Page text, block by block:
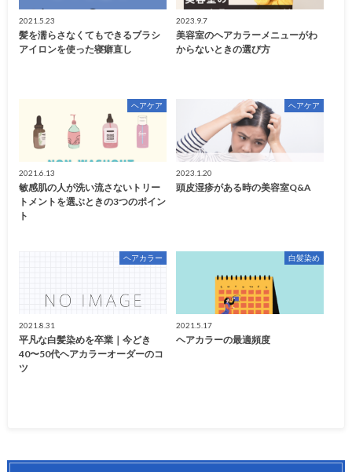
2021.5.23
髪を濡らさなくてもできるブラシ
アイロンを使った寝癖直し
2023.9.7
美容室のヘアカラーメニューがわ
からないときの選び方
ヘアケア
2021.6.13
敏感肌の人が洗い流さないトリー
トメントを選ぶときの3つのポイン
ト
ヘアケア
2023.1.20
頭皮湿疹がある時の美容室Q&A
ヘアカラー
2021.8.31
平凡な白髪染めを卒業｜今どき
40〜50代ヘアカラーオーダーのコ
ツ
白髪染め
2021.5.17
ヘアカラーの最適頻度